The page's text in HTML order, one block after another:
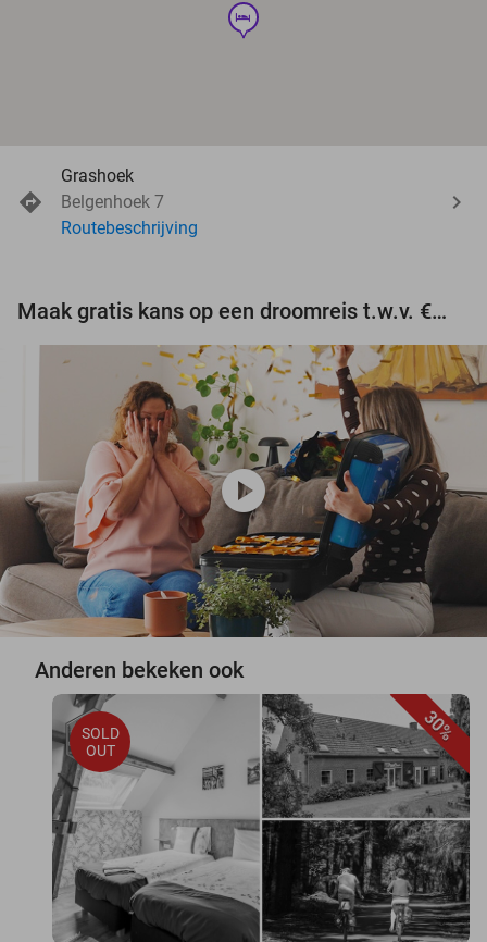
hotel
Grashoek
Belgenhoek 7
Routebeschrijving
Maak gratis kans op een droomreis t.w.v. €3.000!
play_circle
Anderen bekeken ook
30%
SOLD
OUT